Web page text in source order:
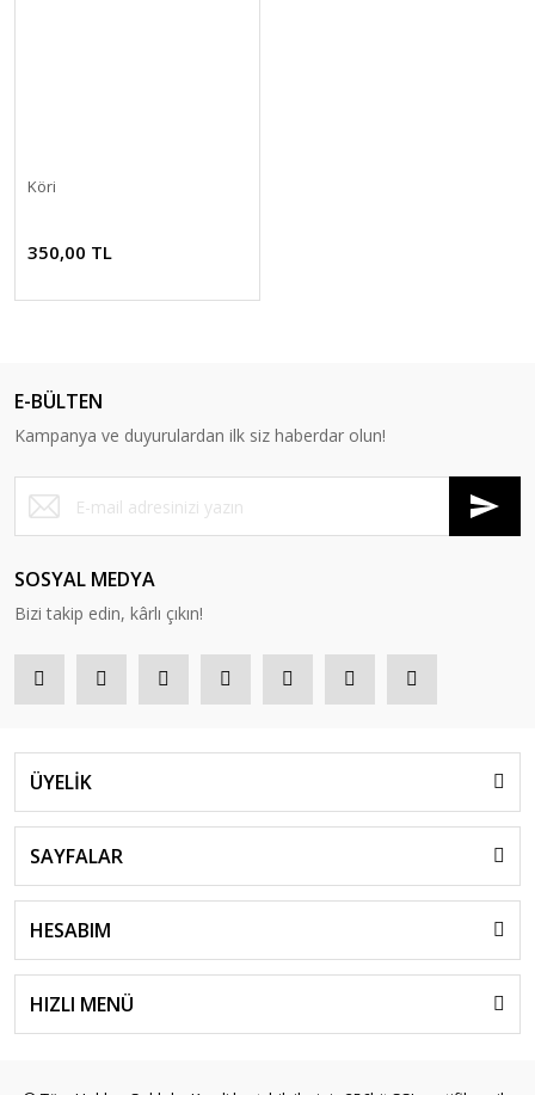
Köri
350,00 TL
E-BÜLTEN
Kampanya ve duyurulardan ilk siz haberdar olun!
SOSYAL MEDYA
Bizi takip edin, kârlı çıkın!
ÜYELİK
SAYFALAR
HESABIM
HIZLI MENÜ